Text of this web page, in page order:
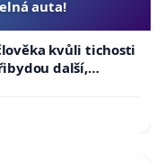
auta!
kvůli tichosti
další,